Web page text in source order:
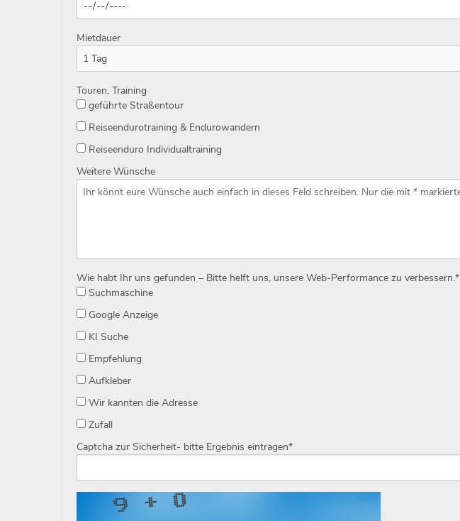
Mietdauer
Touren, Training
geführte Straßentour
Reiseendurotraining & Endurowandern
Reiseenduro Individualtraining
Weitere Wünsche
Wie habt Ihr uns gefunden – Bitte helft uns, unsere Web-Performance zu verbessern.*
Suchmaschine
Google Anzeige
KI Suche
Empfehlung
Aufkleber
Wir kannten die Adresse
Zufall
Captcha zur Sicherheit- bitte Ergebnis eintragen*